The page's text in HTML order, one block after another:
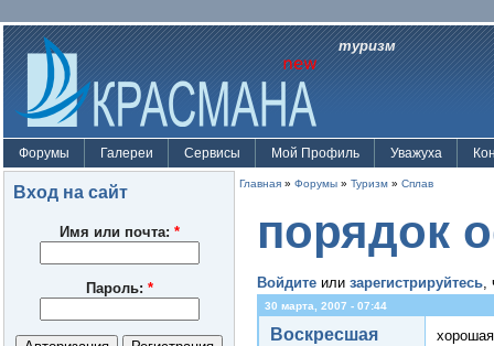
туризм
Форумы Галереи Сервисы Мой Профиль Уважуха
Вход на сайт
Имя или почта: *
Пароль: *
Главная » Форумы » Туризм » Сплав
порядок
Войдите или зарегистрируйтесь,
30 марта, 2007 - 07:44
Воскресшая